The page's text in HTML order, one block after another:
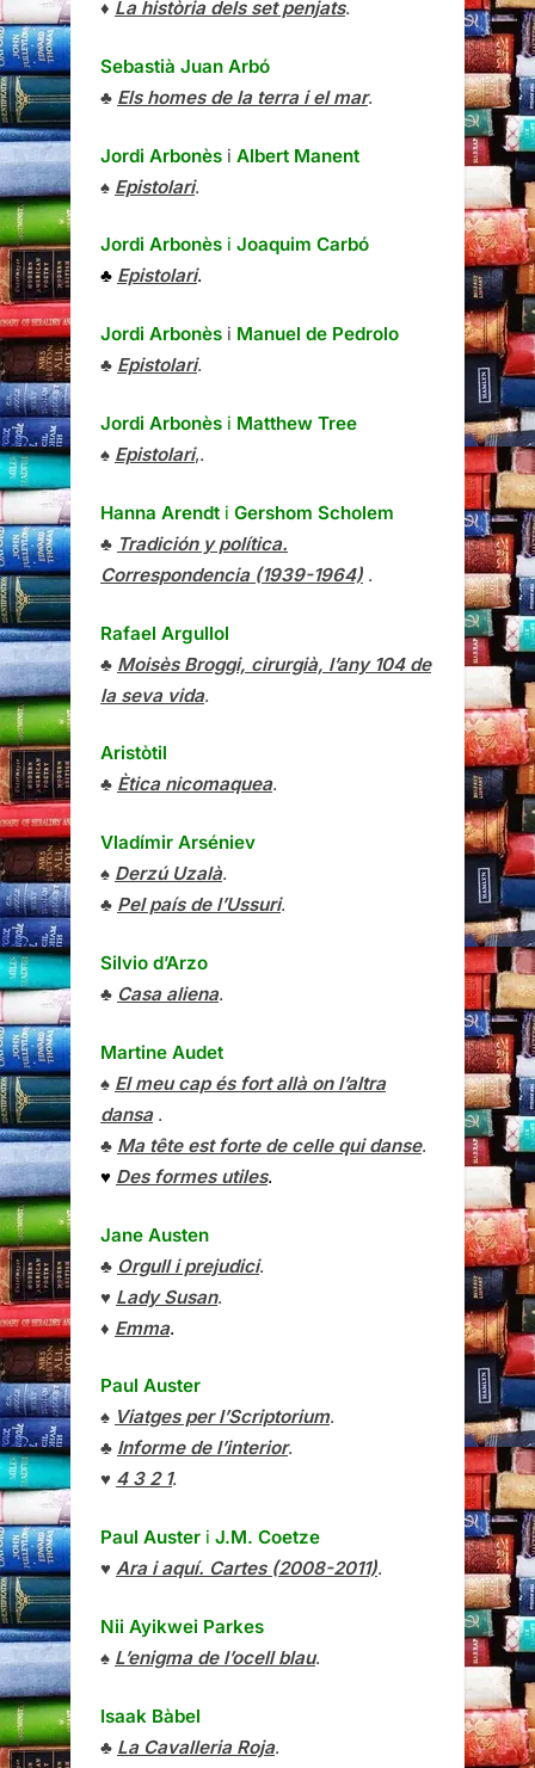
♦ La història dels set penjats.
Sebastià Juan Arbó
♣ Els homes de la terra i el mar.
Jordi Arbonès i Albert Manent
♠ Epistolari.
Jordi Arbonès i Joaquim Carbó
♣ Epistolari.
Jordi Arbonès i Manuel de Pedrolo
♣ Epistolari.
Jordi Arbonès i Matthew Tree
♠ Epistolari,.
Hanna Arendt i Gershom Scholem
♣ Tradición y política.
Correspondencia (1939-1964) .
Rafael Argullol
♣ Moisès Broggi, cirurgià, l’any 104 de
la seva vida.
Aristòtil
♣ Ètica nicomaquea.
Vladímir Arséniev
♠ Derzú Uzalà.
♣ Pel país de l’Ussuri.
Silvio d’Arzo
♣ Casa aliena.
Martine Audet
♠ El meu cap és fort allà on l’altra
dansa.
♣ Ma tête est forte de celle qui danse.
♥ Des formes utiles.
Jane Austen
♣ Orgull i prejudici.
♥ Lady Susan.
♦ Emma.
Paul Auster
♠ Viatges per l’Scriptorium.
♣ Informe de l’interior.
♥ 4 3 2 1.
Paul Auster i J.M. Coetze
♥ Ara i aquí. Cartes (2008-2011).
Nii Ayikwei Parkes
♠ L’enigma de l’ocell blau.
Isaak Bàbel
♣ La Cavalleria Roja.